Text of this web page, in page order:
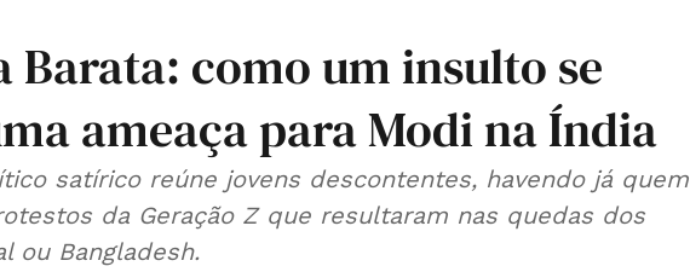
Barata: como um insulto se
ameaça para Modi na Índia
satírico reúne jovens descontentes, havendo já quem
da Geração Z que resultaram nas quedas dos
ou Bangladesh.